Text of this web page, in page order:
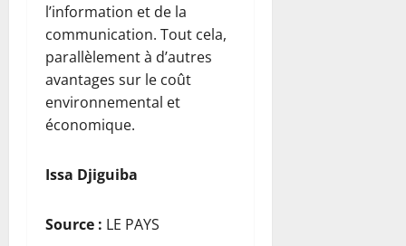
l’information et de la
communication. Tout cela,
parallèlement à d’autres
avantages sur le coût
environnemental et
économique.
Issa Djiguiba
Source : LE PAYS